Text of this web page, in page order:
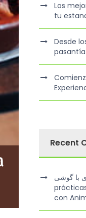
Los
tu
Desde
Recent
با گوشی
con